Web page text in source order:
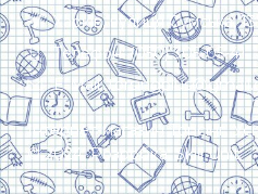
Харків, вулиця Сумська, 13
Телефон: (050) 305-05-41
E-Mail:
Інтернет-магазин Торсінг.
© 2024. Розробка:Skill Unit